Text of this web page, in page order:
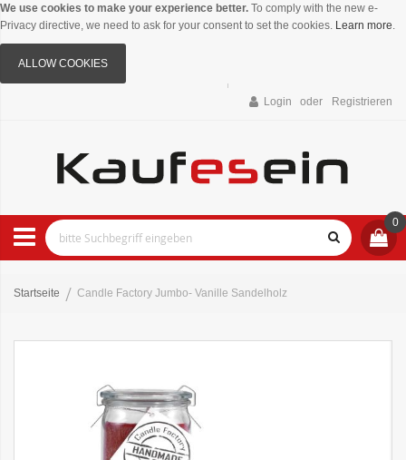
We use cookies to make your experience better. To comply with the new e-
Privacy directive, we need to ask for your consent to set the cookies. Learn more.
ALLOW COOKIES
Login Registrieren
0
Startseite Candle Factory Jumbo- Vanille Sandelholz